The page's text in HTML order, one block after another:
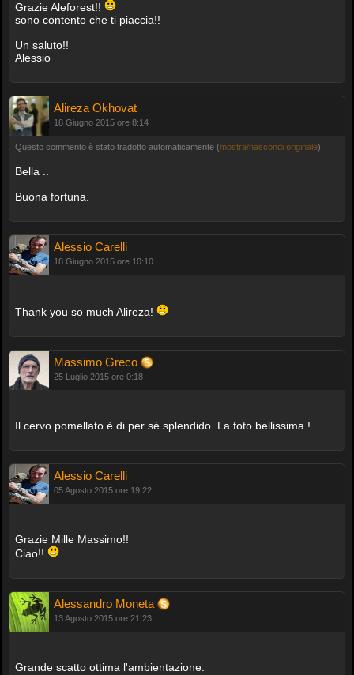
Grazie Aleforest!!
sono contento che ti piaccia!!
Un saluto!!
Alessio
Alireza Okhovat
18 Giugno 2015 ore 8:14
Questo commento è stato tradotto automaticamente (mostra/nascondi originale)
Bella ..
Buona fortuna.
Alessio Carelli
18 Giugno 2015 ore 10:10
Thank you so much Alireza!
Massimo Greco
25 Luglio 2015 ore 0:18
Il cervo pomellato è di per sé splendido. La foto bellissima !
Alessio Carelli
05 Agosto 2015 ore 19:22
Grazie Mille Massimo!!
Ciao!!
Alessandro Moneta
13 Agosto 2015 ore 21:23
Grande scatto ottima l'ambientazione.